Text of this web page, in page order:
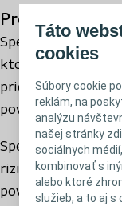
Táto
cookies
Súbory cookie
reklám, na
analýzu
našej stránky
sociálnych
kombinovať s
alebo ktoré
služieb, a to aj s
285140 - CH 14 |
285160 - CH 16 |
Produkt
SpeediCath je
ktoré je
pridávať vodu,
povrchu. Nie je nič
SpeediCath
riziko poškodenia
povlak a hladké